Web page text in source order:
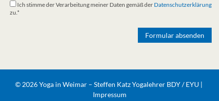
Ich stimme der Verarbeitung meiner Daten gemäß der Datenschutzerklärung
zu.*
© 2026 Yoga in Weimar – Steffen Katz Yogalehrer BDY / EYU |
Impressum